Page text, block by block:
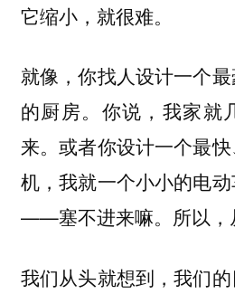
它缩小，就很难。
就像，你找人设计一个
的厨房。你说，我家就
来。或者你设计一个最
机，我就一个小小的电
——塞不进来嘛。所以，
我们从头就想到，我们